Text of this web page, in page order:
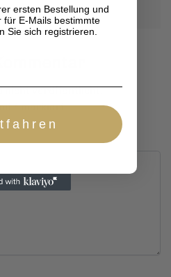
nicht veröffentlicht.
*markiert
ersten Bestellung und
für E-Mails bestimmte
Sie sich registrieren.